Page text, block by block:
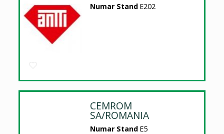
Numar Stand E202
CEMROM
SA/ROMANIA
Numar Stand E5